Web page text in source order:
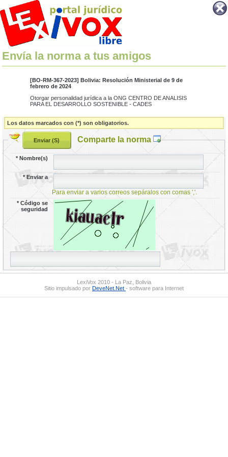
Envía la norma a tus amigos
[BO-RM-367-2023] Bolivia: Resolución Ministerial de 9 de
febrero de 2024
Otorgar personalidad jurídica a la ONG CENTRO DE ANALISIS
PARA EL DESARROLLO SOSTENIBLE - CADES
Los datos marcados con (*) son obligatorios.
Comparte la norma
*Nombre(s)
*Enviar a
Para enviar a varios correos sepáralos con comas ','.
*Código se
seguridad
LexiVox 2010 - La Paz, Bolivia
Sitio impulsado por DeveNet.Net - software para Internet